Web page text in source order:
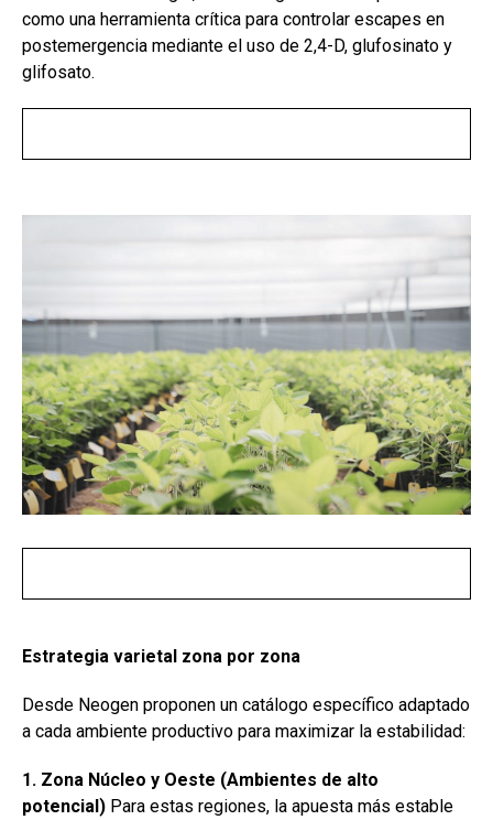
como una herramienta crítica para controlar escapes en
postemergencia mediante el uso de 2,4-D, glufosinato y
glifosato.
Estrategia varietal zona por zona
Desde Neogen proponen un catálogo específico adaptado
a cada ambiente productivo para maximizar la estabilidad:
1. Zona Núcleo y Oeste (Ambientes de alto
potencial) Para estas regiones, la apuesta más estable